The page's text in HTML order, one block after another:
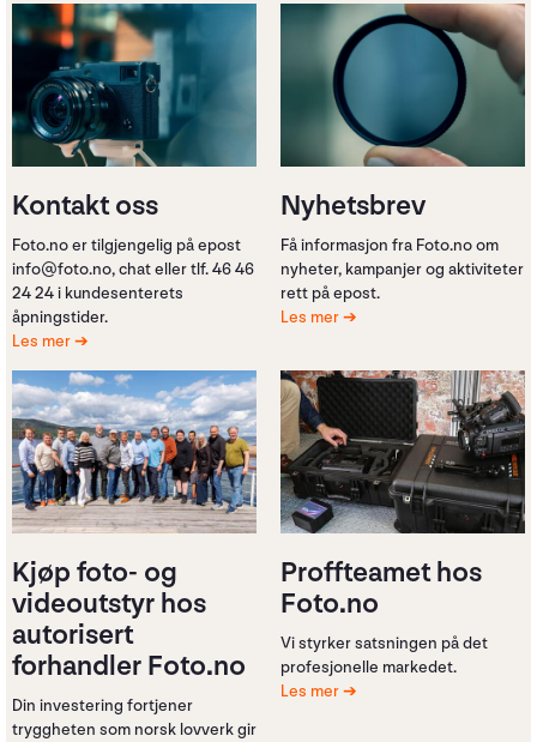
Kontakt oss
Foto.no er tilgjengelig på epost
info@foto.no, chat eller tlf. 46 46
24 24 i kundesenterets
åpningstider.
Les mer
Nyhetsbrev
Få informasjon fra Foto.no om
nyheter, kampanjer og aktiviteter
rett på epost.
Les mer
Kjøp foto- og
videoutstyr hos
autorisert
forhandler Foto.no
Din investering fortjener
tryggheten som norsk lovverk gir
Proffteamet hos
Foto.no
Vi styrker satsningen på det
profesjonelle markedet.
Les mer